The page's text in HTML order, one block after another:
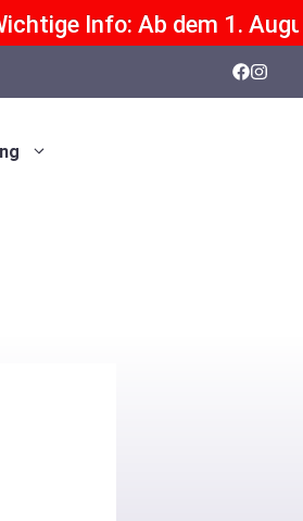
Info: Ab dem 1.